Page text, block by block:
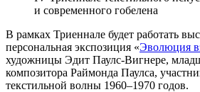
и современного гобелена
В рамках Триеннале будет работать
персональная экспозиция «Эволюция
художницы Эдит Паулс-Вигнере,
композитора Раймонда Паулса,
текстильной волны 1960–1970 годов.